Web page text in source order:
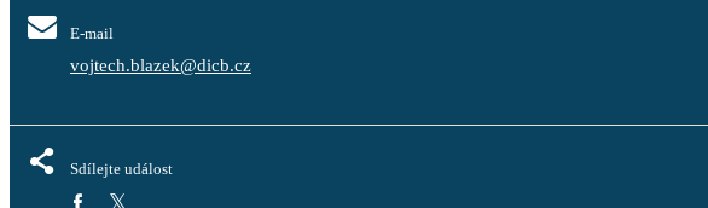
E-mail
vojtech.blazek@dicb.cz
Sdílejte událost